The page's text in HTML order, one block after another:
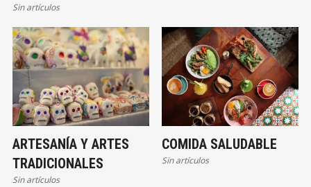
Sin artículos
ARTESANÍA Y ARTES
TRADICIONALES
Sin artículos
COMIDA SALUDABLE
Sin artículos